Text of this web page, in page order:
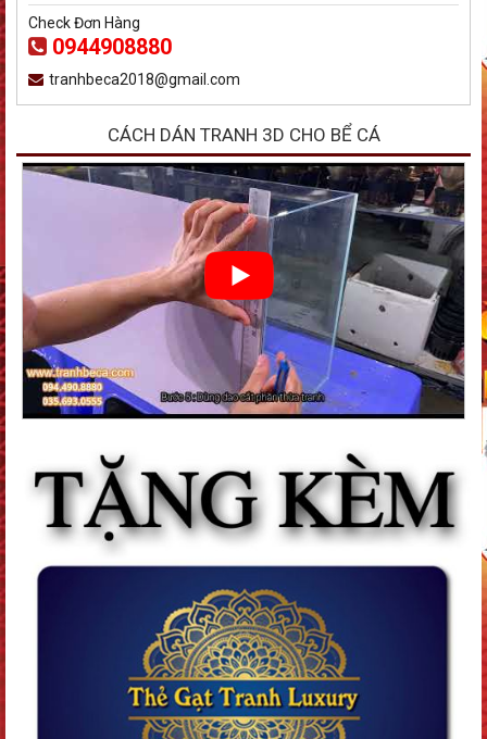
Check Đơn Hàng
0944908880
tranhbeca2018@gmail.com
CÁCH DÁN TRANH 3D CHO BỂ CÁ